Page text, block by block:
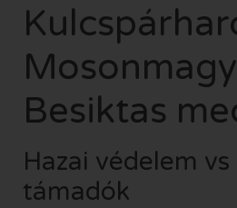
Besiktas
Hazai védelem
támadók